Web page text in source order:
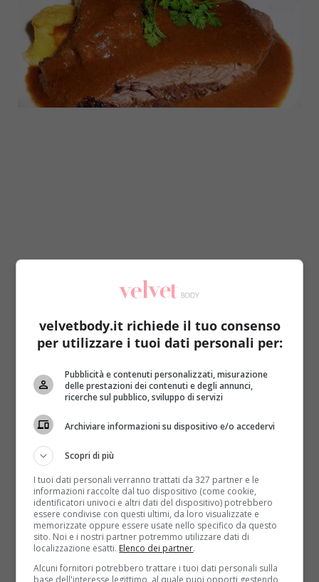
Le scaloppine con il marsala sono un secondo piatto
classico ed ottimo da proporre ai propri ospiti. Non
l’avete mai provato? Si tratta di una ricetta facile e veloce
da preparare!
Ingredienti
200 grammi di carne di scaloppine
20 grammi di burro
Marsala
Aceto balsamico
Sale
Pepe
Olio extravergine d’oliva
Perla preparazioneprima di tutto infarinate le
velvetbody.it richiede il tuo consenso
per utilizzare i tuoi dati personali per:
Pubblicità e contenuti personalizzati, misurazione
delle prestazioni dei contenuti e degli annunci,
ricerche sul pubblico, sviluppo di servizi
Archiviare informazioni su dispositivo e/o accedervi
Scopri di più
I tuoi dati personali verranno trattati da 327 partner e le
informazioni raccolte dal tuo dispositivo (come cookie,
identificatori univoci e altri dati del dispositivo) potrebbero
essere condivise con questi ultimi, da loro visualizzate e
memorizzate oppure essere usate nello specifico da questo
sito. Noi e i nostri partner potremmo utilizzare dati di
localizzazione esatti. Elenco dei partner.
Alcuni fornitori potrebbero trattare i tuoi dati personali sulla
base dell'interesse legittimo, al quale puoi opporti gestendo